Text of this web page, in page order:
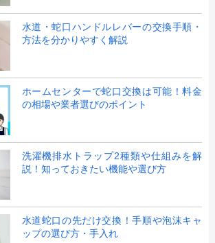
水道・蛇口ハンドルレバーの交換手順・
方法を分かりやすく解説
ホームセンターで蛇口交換は可能！料金
の相場や業者選びのポイント
洗濯機排水トラップ2種類や仕組みを解
説！知っておきたい機能や選び方
水道蛇口の先だけ交換！手順や泡沫キャ
ップの選び方・手入れ